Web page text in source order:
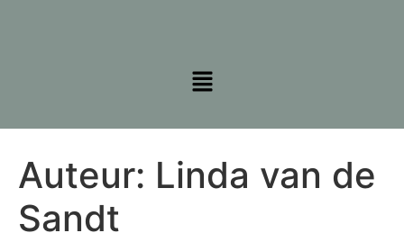
Auteur: Linda van de
Sandt